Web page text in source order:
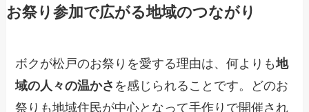
お祭り参加で広がる地域のつながり
ボクが松戸のお祭りを愛する理由は、何よりも地
域の人々の温かさ を感じられることです。どのお
祭りも地域住民が中心となって手作りで開催され